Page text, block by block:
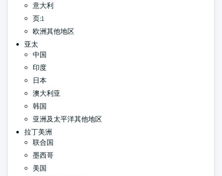
意大利
页:1
欧洲其他地区
亚太
中国
印度
日本
澳大利亚
韩国
亚洲及太平洋其他地区
拉丁美洲
联合国
墨西哥
美国